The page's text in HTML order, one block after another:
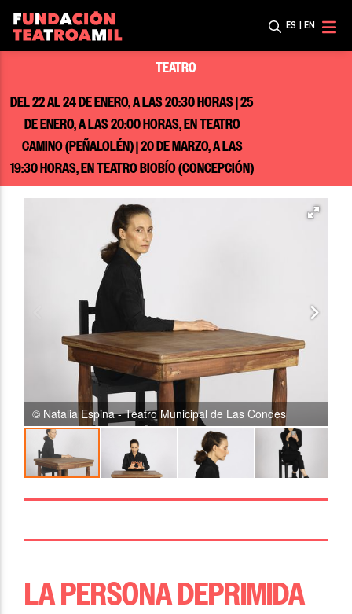
ES EN
TEATRO
DEL 22 AL 24 DE ENERO, A LAS 20:30 HORAS | 25
DE ENERO, A LAS 20:00 HORAS, EN TEATRO
CAMINO (PEÑALOLÉN) | 20 DE MARZO, A LAS
19:30 HORAS, EN TEATRO BIOBÍO (CONCEPCIÓN)
© Natalia Espina - Teatro Municipal de Las Condes
LA PERSONA DEPRIMIDA